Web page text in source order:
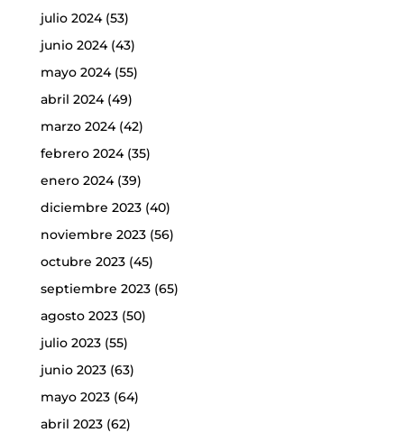
julio 2024(53)
junio 2024(43)
mayo 2024(55)
abril 2024(49)
marzo 2024(42)
febrero 2024(35)
enero 2024(39)
diciembre 2023(40)
noviembre 2023(56)
octubre 2023(45)
septiembre 2023(65)
agosto 2023(50)
julio 2023(55)
junio 2023(63)
mayo 2023(64)
abril 2023(62)